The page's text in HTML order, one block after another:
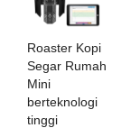
Roaster Kopi
Segar Rumah
Mini
berteknologi
tinggi